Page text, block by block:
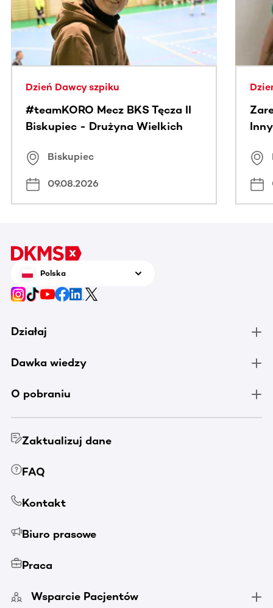
Dzień Dawcy szpiku
#teamKORO Mecz BKS Tęcza II
Biskupiec - Drużyna Wielkich
Biskupiec
09.08.2026
Polska
Działaj
Dawka wiedzy
O pobraniu
Zaktualizuj dane
FAQ
Kontakt
Biuro prasowe
Praca
Wsparcie Pacjentów